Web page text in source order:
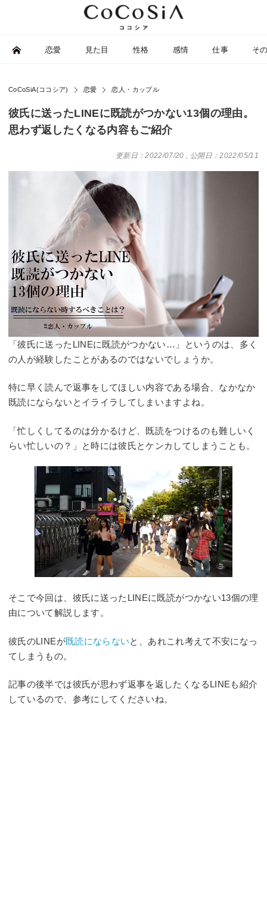
恋愛 見た目 性格 感情 仕事 そ
CoCoSiA(ココシア) 恋愛 恋人・カップル
彼氏に送ったLINEに既読がつかない13個の理由。
思わず返したくなる内容もご紹介
更新日：2022/07/20 , 公開日：2022/05/11
「彼氏に送ったLINEに既読がつかない…」というのは、多く
の人が経験したことがあるのではないでしょうか。
特に早く読んで返事をしてほしい内容である場合、なかなか
既読にならないとイライラしてしまいますよね。
「忙しくしてるのは分かるけど、既読をつけるのも難しいく
らい忙しいの？」と時には彼氏とケンカしてしまうことも。
そこで今回は、彼氏に送ったLINEに既読がつかない13個の理
由について解説します。
彼氏のLINEが既読にならないと、あれこれ考えて不安になっ
てしまうもの。
記事の後半では彼氏が思わず返事を返したくなるLINEも紹介
しているので、参考にしてくださいね。